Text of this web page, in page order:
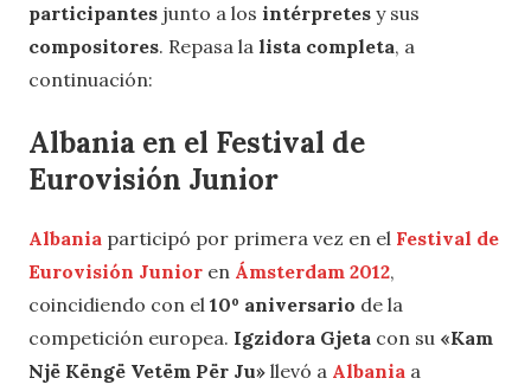
participantes junto a los intérpretes y sus
compositores. Repasa la lista completa, a
continuación:
Albania en el Festival de
Eurovisión Junior
Albania participó por primera vez en el Festival de
Eurovisión Junior en Ámsterdam 2012,
coincidiendo con el 10º aniversario de la
competición europea. Igzidora Gjeta con su «Kam
Një Këngë Vetëm Për Ju» llevó a Albania a